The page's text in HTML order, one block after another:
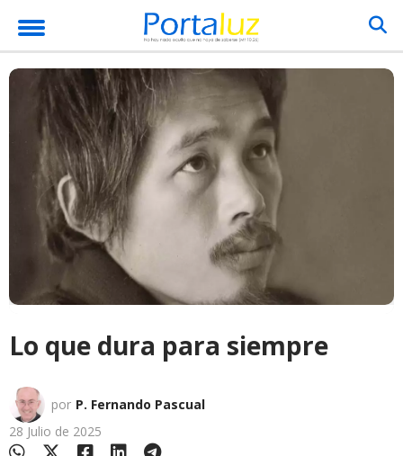
Lo que dura para siempre
por P. Fernando Pascual
28 Julio de 2025